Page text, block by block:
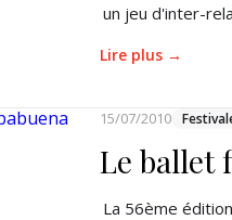
un jeu d'inter-
Lire plus →
15/07/2010
Le ballet
La 56ème